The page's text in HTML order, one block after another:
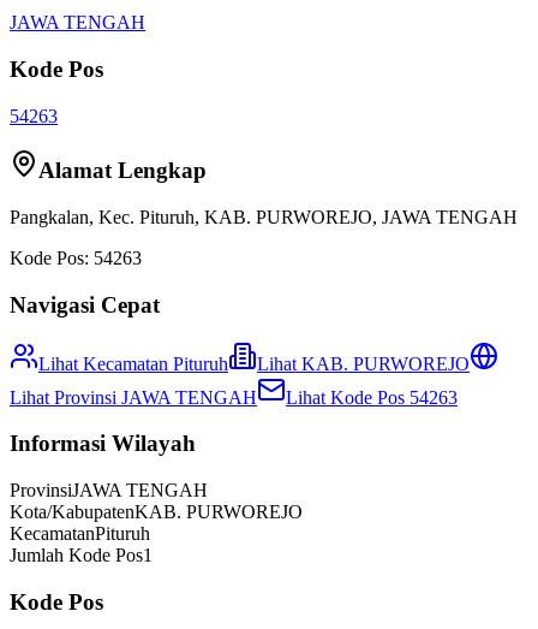
JAWA TENGAH
Kode Pos
54263
Alamat Lengkap
Pangkalan, Kec. Pituruh, KAB. PURWOREJO, JAWA TENGAH
Kode Pos: 54263
Navigasi Cepat
Lihat Kecamatan Pituruh Lihat KAB. PURWOREJO
Lihat Provinsi JAWA TENGAH Lihat Kode Pos 54263
Informasi Wilayah
ProvinsiJAWA TENGAH
Kota/KabupatenKAB. PURWOREJO
KecamatanPituruh
Jumlah Kode Pos1
Kode Pos